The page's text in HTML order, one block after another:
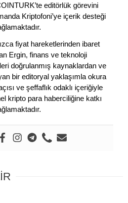
editörlük görevini
Kriptofoni’ye içerik desteği
fiyat hareketlerinden ibaret
Ergin, finans ve teknoloji
doğrulanmış kaynaklardan ve
bir editoryal yaklaşımla okura
ve şeffaflık odaklı içeriğiyle
kripto para haberciliğine katkı